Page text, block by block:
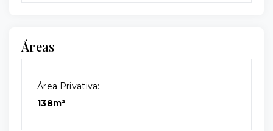
Áreas
Área Privativa:
138m²